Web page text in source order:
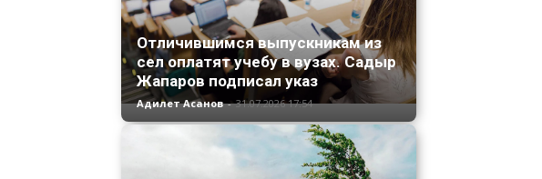
Отличившимся выпускникам из
сел оплатят учебу в вузах. Садыр
Жапаров подписал указ
Адилет Асанов - 31.07.2026 17:54